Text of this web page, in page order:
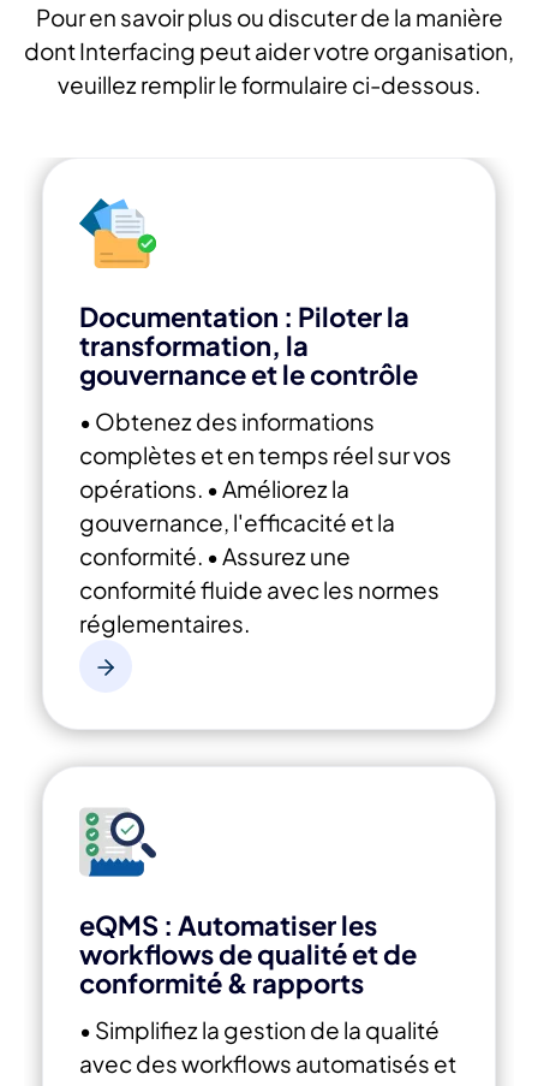
Pour en savoir plus ou discuter de la manière
dont Interfacing peut aider votre organisation,
veuillez remplir le formulaire ci-dessous.
Documentation : Piloter la
transformation, la
gouvernance et le contrôle
• Obtenez des informations
complètes et en temps réel sur vos
opérations. • Améliorez la
gouvernance, l'efficacité et la
conformité. • Assurez une
conformité fluide avec les normes
réglementaires.
eQMS : Automatiser les
workflows de qualité et de
conformité & rapports
• Simplifiez la gestion de la qualité
avec des workflows automatisés et